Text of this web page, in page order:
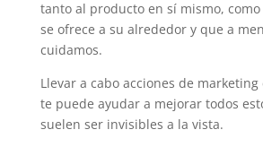
tanto al producto en sí mismo,
se ofrece a su alrededor y que a
cuidamos.
Llevar a cabo acciones de
te puede ayudar a mejorar todos
suelen ser invisibles a la vista.